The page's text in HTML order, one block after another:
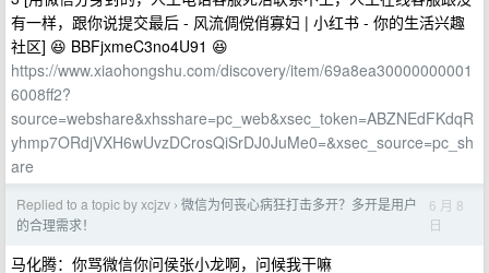
有一样，跟你说提交最后 - 风流倜傥俏寡妇 | 小红书 - 你的生活兴趣
社区] 😆 BBFjxmeC3no4U91 😆
https://www.xiaohongshu.com/discovery/item/69a8ea30000000001
6008ff2?
source=webshare&xhsshare=pc_web&xsec_token=ABZNEdFKdqR
yhmp7ORdjVXH6wUvzDCrosQiSrDJ0JuMe0=&xsec_source=pc_sh
are
Replied to a topic by xcjzv › 微信为何丧心病狂打击多开？多开是用户
的合理需求！
6 月 8
日
马化腾：你骂微信你问侯张小龙啊，问候我干嘛